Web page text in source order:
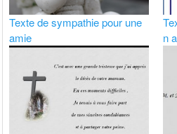
Texte de sympathie pour une
amie
n